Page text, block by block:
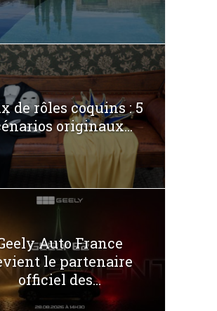
de rôles coquins : 5
originaux...
Auto France
le partenaire
officiel des...